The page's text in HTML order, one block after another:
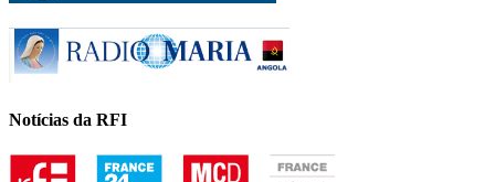
Notícias da RFI